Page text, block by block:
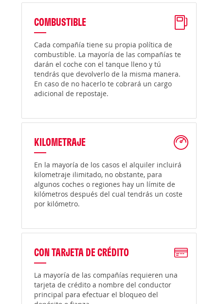
COMBUSTIBLE
Cada compañía tiene su propia política de
combustible. La mayoría de las compañías te
darán el coche con el tanque lleno y tú
tendrás que devolverlo de la misma manera.
En caso de no hacerlo te cobrará un cargo
adicional de repostaje.
KILOMETRAJE
En la mayoría de los casos el alquiler incluirá
kilometraje ilimitado, no obstante, para
algunos coches o regiones hay un límite de
kilómetros después del cual tendrás un coste
por kilómetro.
CON TARJETA DE CRÉDITO
La mayoría de las compañías requieren una
tarjeta de crédito a nombre del conductor
principal para efectuar el bloqueo del